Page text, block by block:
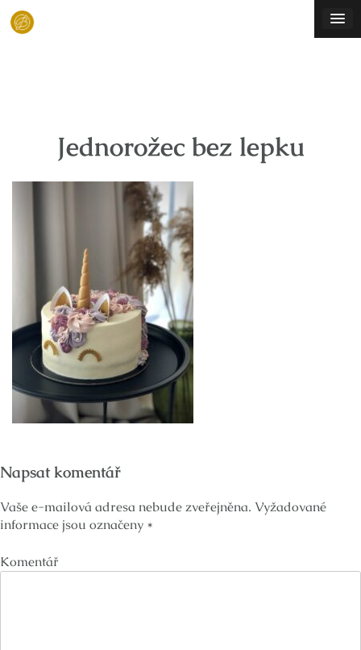
Skip
Jednorožec bez lepku
Napsat komentář
Vaše e-mailová adresa nebude zveřejněna. Vyžadované
informace jsou označeny *
Komentář